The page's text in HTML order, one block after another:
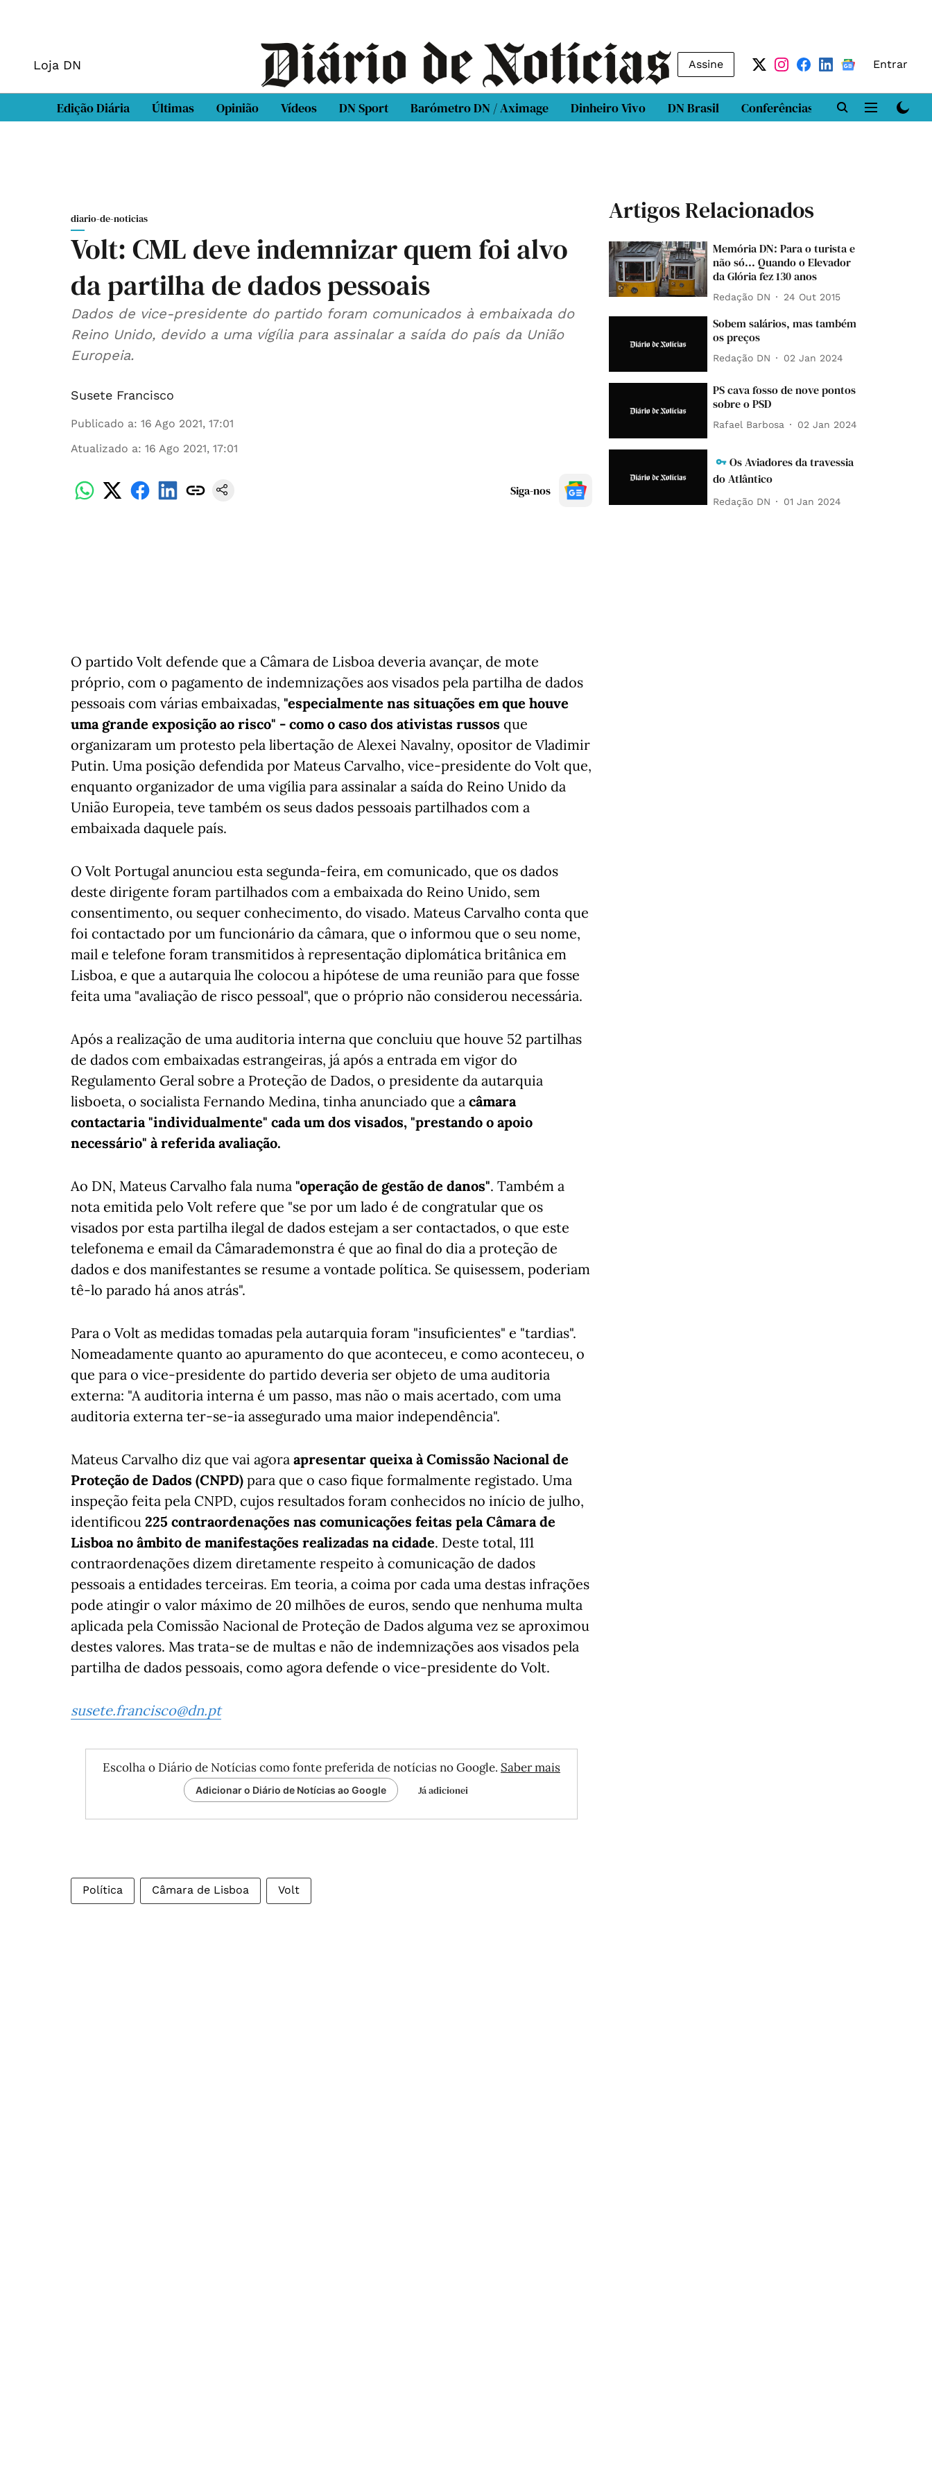
Loja DN Assine Entrar
Edição Diária Últimas Opinião Vídeos DN Sport Barómetro DN / Aximage Dinheiro Vivo DN Brasil Conferências DN LAB
diario-de-noticias
Volt: CML deve indemnizar quem foi alvo
da partilha de dados pessoais
Dados de vice-presidente do partido foram comunicados à embaixada do
Reino Unido, devido a uma vígília para assinalar a saída do país da União
Europeia.
Susete Francisco
Publicado a: 16 Ago 2021, 17:01
Atualizado a: 16 Ago 2021, 17:01
Siga-nos
O partido Volt defende que a Câmara de Lisboa deveria avançar, de mote
próprio, com o pagamento de indemnizações aos visados pela partilha de dados
pessoais com várias embaixadas, "especialmente nas situações em que houve
uma grande exposição ao risco" - como o caso dos ativistas russos que
organizaram um protesto pela libertação de Alexei Navalny, opositor de Vladimir
Putin. Uma posição defendida por Mateus Carvalho, vice-presidente do Volt que,
enquanto organizador de uma vigília para assinalar a saída do Reino Unido da
União Europeia, teve também os seus dados pessoais partilhados com a
embaixada daquele país.
O Volt Portugal anunciou esta segunda-feira, em comunicado, que os dados
deste dirigente foram partilhados com a embaixada do Reino Unido, sem
consentimento, ou sequer conhecimento, do visado. Mateus Carvalho conta que
foi contactado por um funcionário da câmara, que o informou que o seu nome,
mail e telefone foram transmitidos à representação diplomática britânica em
Lisboa, e que a autarquia lhe colocou a hipótese de uma reunião para que fosse
feita uma "avaliação de risco pessoal", que o próprio não considerou necessária.
Após a realização de uma auditoria interna que concluiu que houve 52 partilhas
de dados com embaixadas estrangeiras, já após a entrada em vigor do
Regulamento Geral sobre a Proteção de Dados, o presidente da autarquia
lisboeta, o socialista Fernando Medina, tinha anunciado que a câmara
contactaria "individualmente" cada um dos visados, "prestando o apoio
necessário" à referida avaliação.
Ao DN, Mateus Carvalho fala numa "operação de gestão de danos". Também a
nota emitida pelo Volt refere que "se por um lado é de congratular que os
visados por esta partilha ilegal de dados estejam a ser contactados, o que este
telefonema e email da Câmarademonstra é que ao final do dia a proteção de
dados e dos manifestantes se resume a vontade política. Se quisessem, poderiam
tê-lo parado há anos atrás".
Para o Volt as medidas tomadas pela autarquia foram "insuficientes" e "tardias".
Nomeadamente quanto ao apuramento do que aconteceu, e como aconteceu, o
que para o vice-presidente do partido deveria ser objeto de uma auditoria
externa: "A auditoria interna é um passo, mas não o mais acertado, com uma
auditoria externa ter-se-ia assegurado uma maior independência".
Mateus Carvalho diz que vai agora apresentar queixa à Comissão Nacional de
Proteção de Dados (CNPD) para que o caso fique formalmente registado. Uma
inspeção feita pela CNPD, cujos resultados foram conhecidos no início de julho,
identificou 225 contraordenações nas comunicações feitas pela Câmara de
Lisboa no âmbito de manifestações realizadas na cidade. Deste total, 111
contraordenações dizem diretamente respeito à comunicação de dados
pessoais a entidades terceiras. Em teoria, a coima por cada uma destas infrações
pode atingir o valor máximo de 20 milhões de euros, sendo que nenhuma multa
aplicada pela Comissão Nacional de Proteção de Dados alguma vez se aproximou
destes valores. Mas trata-se de multas e não de indemnizações aos visados pela
partilha de dados pessoais, como agora defende o vice-presidente do Volt.
susete.francisco@dn.pt
Escolha o Diário de Notícias como fonte preferida de notícias no Google. Saber mais
Adicionar o Diário de Notícias ao Google Já adicionei
Política Câmara de Lisboa Volt
Artigos Relacionados
Memória DN: Para o turista e
não só... Quando o Elevador
da Glória fez 130 anos
Redação DN 24 Out 2015
Sobem salários, mas também
os preços
Redação DN 02 Jan 2024
PS cava fosso de nove pontos
sobre o PSD
Rafael Barbosa 02 Jan 2024
Os Aviadores da travessia
do Atlântico
Redação DN 01 Jan 2024